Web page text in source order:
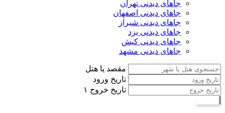
جاهای دیدنی تهران
جاهای دیدنی اصفهان
جاهای دیدنی شیراز
جاهای دیدنی یزد
جاهای دیدنی کیش
جاهای دیدنی مشهد
مقصد یا هتل
تاریخ ورود
تاریخ خروج ۱